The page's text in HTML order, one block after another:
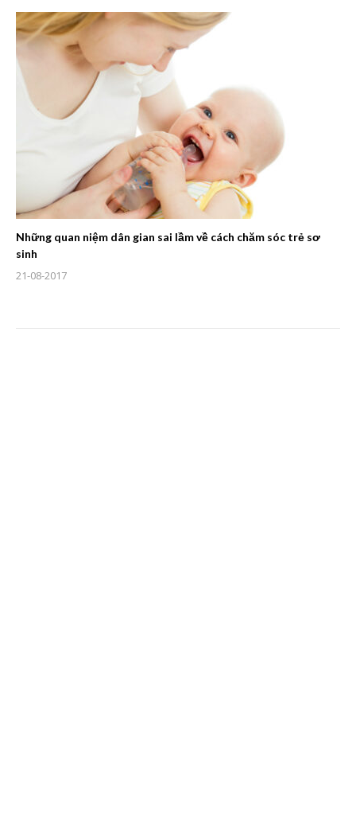
Những quan niệm dân gian sai lầm về cách chăm sóc trẻ sơ
sinh
21-08-2017